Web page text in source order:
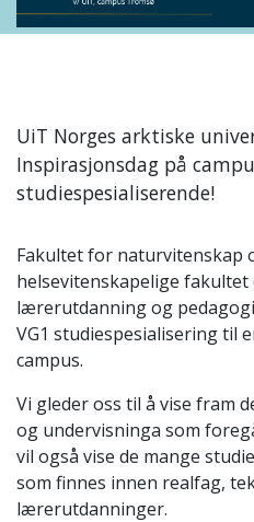
UiT Norges arktiske
Inspirasjonsdag på
studiespesialiserende!
Fakultet for naturvitenskap
helsevitenskapelige
lærerutdanning og
VG1 studiespesialisering til
campus.
Vi gleder oss til å vise fram
og undervisninga som
vil også vise de mange
som finnes innen realfag,
lærerutdanninger.